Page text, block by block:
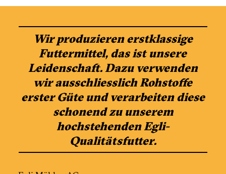
Wir produzieren erstklassige
Futtermittel, das ist unsere
Leidenschaft. Dazu verwenden
wir ausschliesslich Rohstoffe
erster Güte und verarbeiten diese
schonend zu unserem
hochstehenden Egli-
Qualitätsfutter.